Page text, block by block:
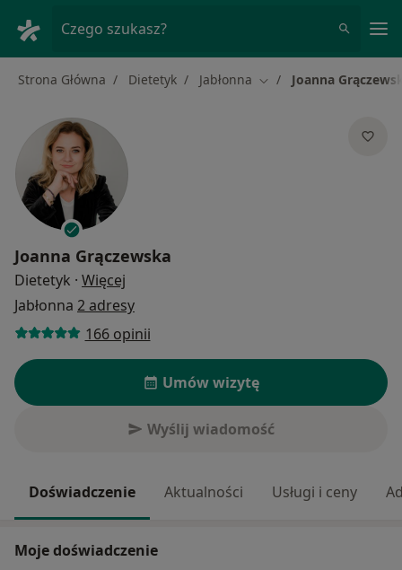
Czego szukasz?
Strona Główna Dietetyk Jabłonna Zmień miasto
Joanna
Joanna Grączewska
Dietetyk · Więcej
Jabłonna 2 adresy
166 opinii
Umów wizytę
Wyślij wiadomość
Doświadczenie Aktualności Usługi i ceny
Moje doświadczenie